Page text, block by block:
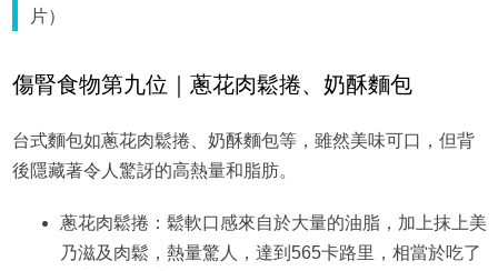
片）
傷腎食物第九位｜蔥花肉鬆捲、奶酥麵包
台式麵包如蔥花肉鬆捲、奶酥麵包等，雖然美味可口，但背
後隱藏著令人驚訝的高熱量和脂肪。
蔥花肉鬆捲：鬆軟口感來自於大量的油脂，加上抹上美
乃滋及肉鬆，熱量驚人，達到565卡路里，相當於吃了